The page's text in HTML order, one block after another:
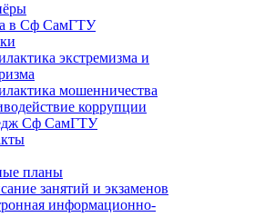
в Сф СамГТУ
экстремизма и
мошенничества
коррупции
Сф СамГТУ
планы
занятий и экзаменов
информационно-